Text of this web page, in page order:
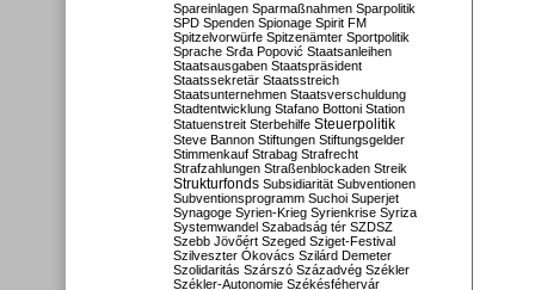
Spareinlagen Sparmaßnahmen Sparpolitik
SPD Spenden Spionage Spirit FM
Spitzelvorwürfe Spitzenämter Sportpolitik
Sprache Srđa Popović Staatsanleihen
Staatsausgaben Staatspräsident
Staatssekretär Staatsstreich
Staatsunternehmen Staatsverschuldung
Stadtentwicklung Stafano Bottoni Station
Statuenstreit Sterbehilfe Steuerpolitik
Steve Bannon Stiftungen Stiftungsgelder
Stimmenkauf Strabag Strafrecht
Strafzahlungen Straßenblockaden Streik
Strukturfonds Subsidiarität Subventionen
Subventionsprogramm Suchoi Superjet
Synagoge Syrien-Krieg Syrienkrise Syriza
Systemwandel Szabadság tér SZDSZ
Szebb Jövőért Szeged Sziget-Festival
Szilveszter Ókovács Szilárd Demeter
Szolidaritás Szárszó Századvég Székler
Székler-Autonomie Székésféhervár